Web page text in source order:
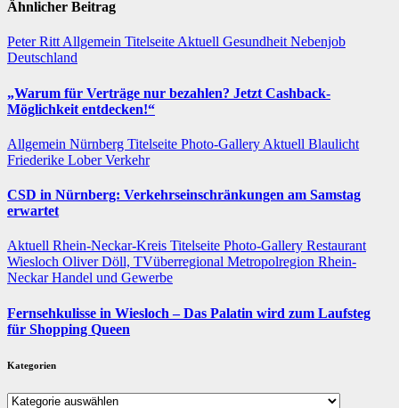
Ähnlicher Beitrag
Peter Ritt Allgemein Titelseite Aktuell Gesundheit Nebenjob
Deutschland
„Warum für Verträge nur bezahlen? Jetzt Cashback-
Möglichkeit entdecken!“
Allgemein Nürnberg Titelseite Photo-Gallery Aktuell Blaulicht
Friederike LoberVerkehr
CSD in Nürnberg: Verkehrseinschränkungen am Samstag
erwartet
Aktuell Rhein-Neckar-Kreis Titelseite Photo-Gallery Restaurant
Wiesloch Oliver Döll, TVüberregional Metropolregion Rhein-
Neckar Handel und Gewerbe
Fernsehkulisse in Wiesloch – Das Palatin wird zum Laufsteg
für Shopping Queen
Kategorien
Kategorien